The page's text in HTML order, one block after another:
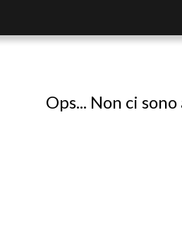
Ops... Non ci